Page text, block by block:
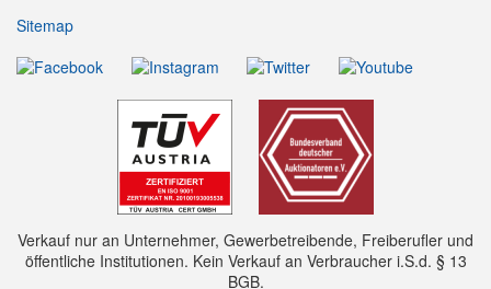
Sitemap
Verkauf nur an Unternehmer, Gewerbetreibende, Freiberufler und
öffentliche Institutionen. Kein Verkauf an Verbraucher i.S.d. § 13
BGB.